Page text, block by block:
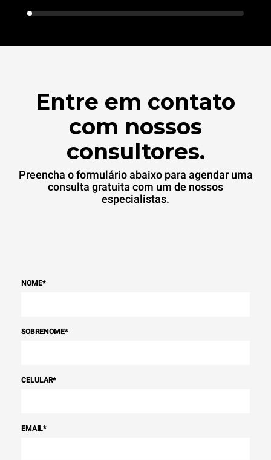
Entre em contato
com nossos
consultores.
Preencha o formulário abaixo para agendar uma
consulta gratuita com um de nossos
especialistas.
NOME*
SOBRENOME*
CELULAR*
EMAIL*